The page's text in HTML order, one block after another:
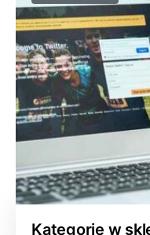
Kategorie w